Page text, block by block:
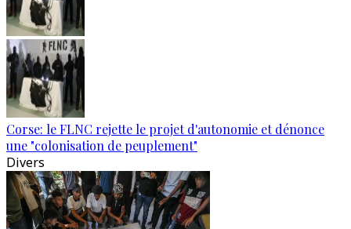
Corse: le FLNC rejette le projet d'autonomie et dénonce
une "colonisation de peuplement"
Divers